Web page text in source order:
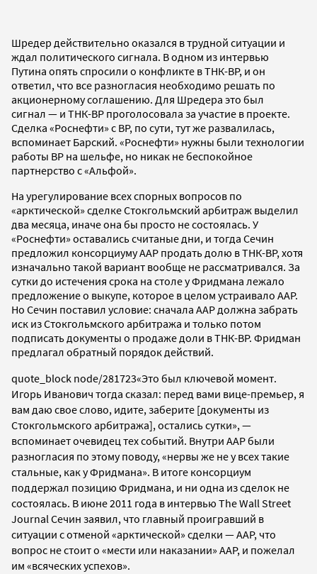
Шредер действительно оказался в трудной ситуации и
ждал политического сигнала. В одном из интервью
Путина опять спросили о конфликте в ТНК-ВР, и он
ответил, что все разногласия необходимо решать по
акционерному соглашению. Для Шредера это был
сигнал — и ТНК-ВР проголосовала за участие в проекте.
Сделка «Роснефти» с ВР, по сути, тут же развалилась,
вспоминает Барский. «Роснефти» нужны были технологии
работы ВР на шельфе, но никак не беспокойное
партнерство с «Альфой».
На урегулирование всех спорных вопросов по
«арктической» сделке Стокгольмский арбитраж выделил
два месяца, иначе она бы просто не состоялась. У
«Роснефти» оставались считаные дни, и тогда Сечин
предложил консорциуму ААР продать долю в ТНК-ВР, хотя
изначально такой вариант вообще не рассматривался. За
сутки до истечения срока на столе у Фридмана лежало
предложение о выкупе, которое в целом устраивало ААР.
Но Сечин поставил условие: сначала ААР должна забрать
иск из Стокгольмского арбитража и только потом
подписать документы о продаже доли в ТНК-ВР. Фридман
предлагал обратный порядок действий.
quote_block node/281723«Это был ключевой момент.
Игорь Иванович тогда сказал: перед вами вице-премьер, я
вам даю свое слово, идите, заберите [документы из
Стокгольмского арбитража], остались сутки», —
вспоминает очевидец тех событий. Внутри ААР были
разногласия по этому поводу, «нервы же не у всех такие
стальные, как у Фридмана». В итоге консорциум
поддержал позицию Фридмана, и ни одна из сделок не
состоялась. В июне 2011 года в интервью The Wall Street
Journal Сечин заявил, что главный проигравший в
ситуации с отменой «арктической» сделки — ААР, что
вопрос не стоит о «мести или наказании» ААР, и пожелал
им «всяческих успехов».